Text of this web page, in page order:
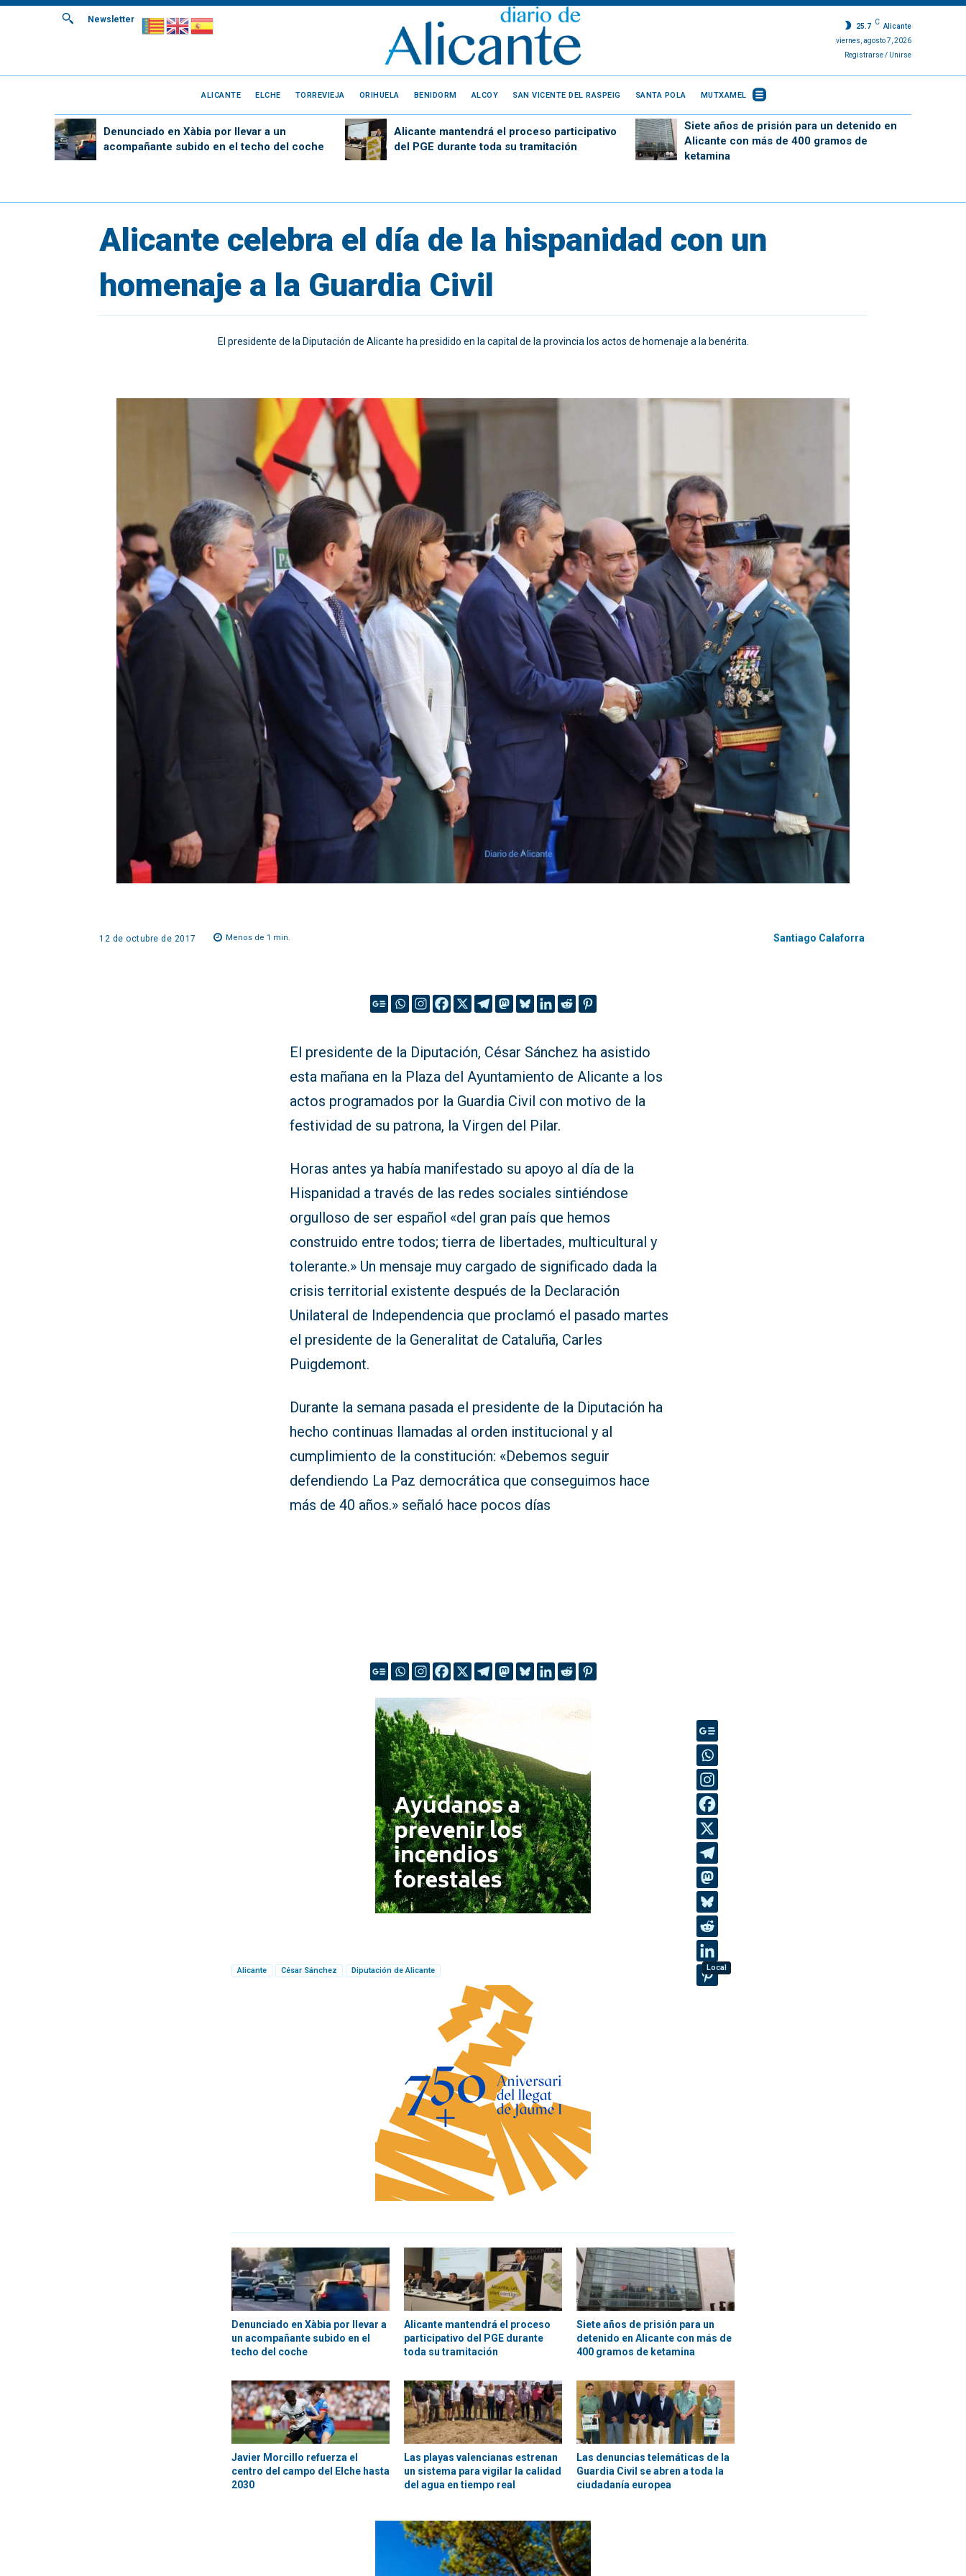
Newsletter
25.7
C
Alicante
viernes, agosto 7, 2026
Registrarse / Unirse
ALICANTE ELCHE TORREVIEJA ORIHUELA BENIDORM ALCOY SAN VICENTE DEL RASPEIG SANTA POLA MUTXAMEL
Denunciado en Xàbia por llevar a un
acompañante subido en el techo del coche
Alicante mantendrá el proceso participativo
del PGE durante toda su tramitación
Siete años de prisión para un detenido en
Alicante con más de 400 gramos de
ketamina
Alicante celebra el día de la hispanidad con un
homenaje a la Guardia Civil
El presidente de la Diputación de Alicante ha presidido en la capital de la provincia los actos de homenaje a la benérita.
12 de octubre de 2017 Menos de 1 min. Santiago Calaforra
El presidente de la Diputación, César Sánchez ha asistido
esta mañana en la Plaza del Ayuntamiento de Alicante a los
actos programados por la Guardia Civil con motivo de la
festividad de su patrona, la Virgen del Pilar.
Horas antes ya había manifestado su apoyo al día de la
Hispanidad a través de las redes sociales sintiéndose
orgulloso de ser español «del gran país que hemos
construido entre todos; tierra de libertades, multicultural y
tolerante.» Un mensaje muy cargado de significado dada la
crisis territorial existente después de la Declaración
Unilateral de Independencia que proclamó el pasado martes
el presidente de la Generalitat de Cataluña, Carles
Puigdemont.
Durante la semana pasada el presidente de la Diputación ha
hecho continuas llamadas al orden institucional y al
cumplimiento de la constitución: «Debemos seguir
defendiendo La Paz democrática que conseguimos hace
más de 40 años.» señaló hace pocos días
Alicante César Sánchez Diputación de Alicante Local
Denunciado en Xàbia por llevar a
un acompañante subido en el
techo del coche
Alicante mantendrá el proceso
participativo del PGE durante
toda su tramitación
Siete años de prisión para un
detenido en Alicante con más de
400 gramos de ketamina
Javier Morcillo refuerza el
centro del campo del Elche hasta
2030
Las playas valencianas estrenan
un sistema para vigilar la calidad
del agua en tiempo real
Las denuncias telemáticas de la
Guardia Civil se abren a toda la
ciudadanía europea